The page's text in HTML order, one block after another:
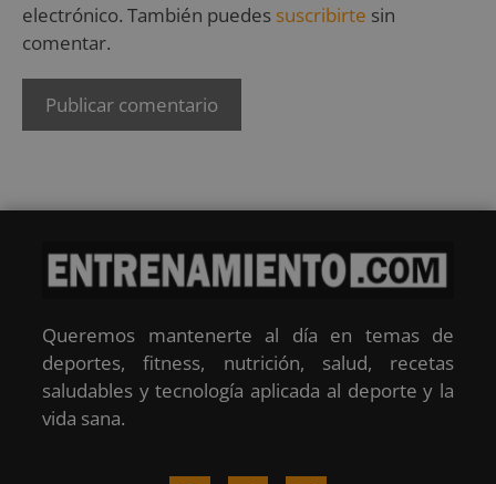
electrónico. También puedes suscribirte sin
comentar.
Queremos mantenerte al día en temas de
deportes, fitness, nutrición, salud, recetas
saludables y tecnología aplicada al deporte y la
vida sana.